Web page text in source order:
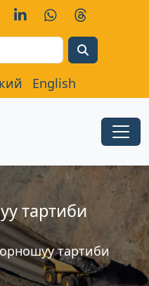
English
тартиби
тартиби